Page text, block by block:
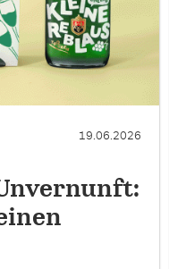
19.06.2026